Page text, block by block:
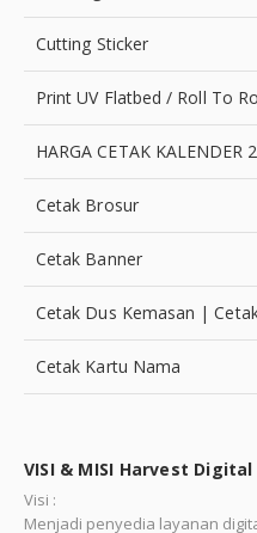
Cutting Sticker
Print UV Flatbed / Roll To
HARGA CETAK KALENDER
Cetak Brosur
Cetak Banner
Cetak Dus Kemasan |
Cetak Kartu Nama
VISI & MISI Harvest
Visi :
Menjadi penyedia layanan